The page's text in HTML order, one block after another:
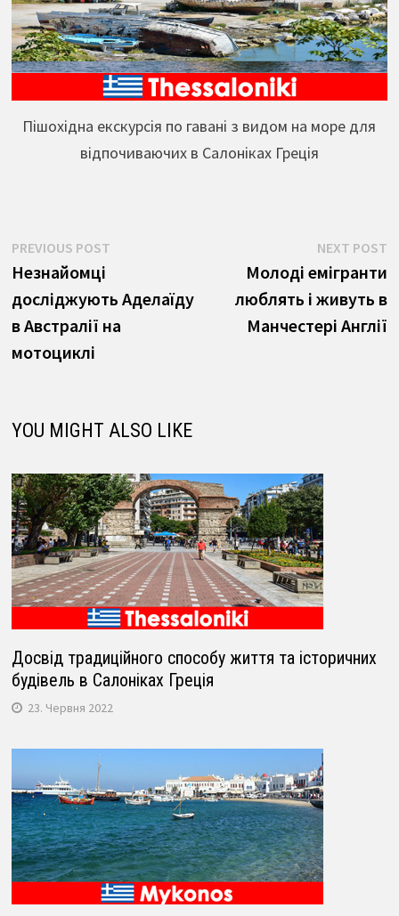
Пішохідна екскурсія по гавані з видом на море для
відпочиваючих в Салоніках Греція
Навігація
записів
PREVIOUS POSTPrevious
Незнайомці
досліджують Аделаїду
в Австралії на
мотоциклі
NEXT POST
Молоді емігранти
люблять і живуть в
Манчестері Англії
YOU MIGHT ALSO LIKE
Досвід традиційного способу життя та історичних
будівель в Салоніках Греція
23. Червня 2022